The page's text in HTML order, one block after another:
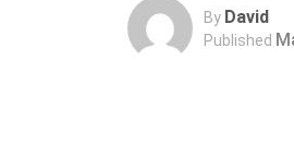
By David
Published